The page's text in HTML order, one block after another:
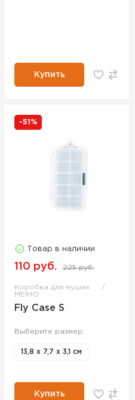
Купить
-51%
Товар в наличии
110 руб. 225 руб.
Коробка для мушек
MEIHO
Fly Case S
Выберите размер:
13,8 х 7,7 х 3,1 см
Купить